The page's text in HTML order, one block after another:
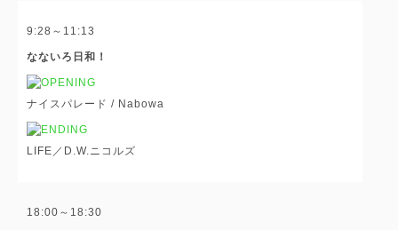
9:28～11:13
なないろ日和！
ナイスパレード / Nabowa
LIFE／D.W.ニコルズ
18:00～18:30